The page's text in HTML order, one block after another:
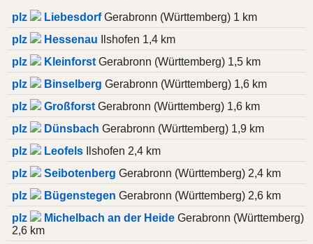
plz LiebesdorfGerabronn (Württemberg) 1 km
plz
Hessenau Ilshofen 1,4 km
plz
Kleinforst Gerabronn (Württemberg) 1,5 km
plz
Binselberg Gerabronn (Württemberg) 1,6 km
plz
Großforst Gerabronn (Württemberg) 1,6 km
plz
Dünsbach Gerabronn (Württemberg) 1,9 km
plz
Leofels Ilshofen 2,4 km
plz
Seibotenberg Gerabronn (Württemberg) 2,4 km
plz
Bügenstegen Gerabronn (Württemberg) 2,6 km
plz
Michelbach an der Heide Gerabronn (Württemberg)
2,6 km